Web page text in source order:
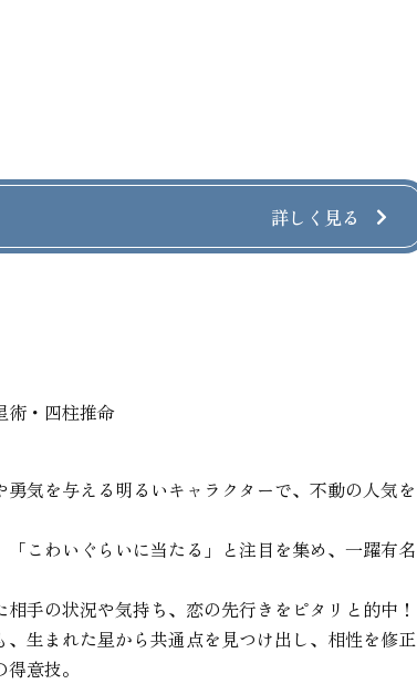
詳しく見る
術・四柱推命
気を与える明るいキャラクターで、不動の人気を
こわいぐらいに当たる」と注目を集め、一躍有名
手の状況や気持ち、恋の先行きをピタリと的中！
生まれた星から共通点を見つけ出し、相性を修正
意技。